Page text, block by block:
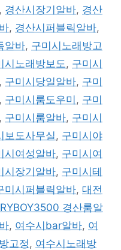
, 경산시장기알바, 경산
, 경산시퍼블릭알바,
알바, 구미시노래방고
시노래방보도 , 구미시
, 구미시당일알바, 구미
, 구미시룸도우미 , 구미
, 구미시룸알바, 구미시
보도사무실 , 구미시야
시여성알바, 구미시여
시장기알바, 구미시테
미시퍼블릭알바, 대전
경산룸알
, 여수시bar알바, 여
고정 , 여수시노래방